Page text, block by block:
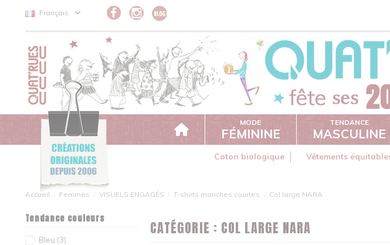
Français
MODE
FÉMININE
TENDANCE
MASCULINE
Coton biologique Vêtements
Accueil Femmes VISUELS ENGAGÉS T-shirts manches courtes Col large NARA
CATÉGORIE : COL LARGE NARA
Tendance couleurs
Bleu (3)